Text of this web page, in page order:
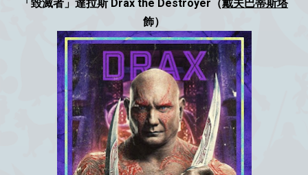
「毀滅者」達拉斯 Drax the Destroyer（戴夫巴蒂斯塔
飾）